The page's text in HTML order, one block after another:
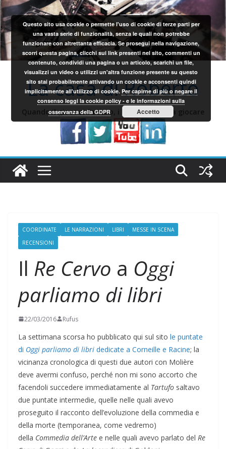
Salta
al
contenuto
La casa di Roberto
Quando il gioco si fa duro, i sardi iniziano a giocare
COORDINATE LE NARRAZIONI LIBRI
MESSE IN SCENA
RECENSIONI
Il Re Cervo a Oggi
parliamo di libri
22/03/2016 Rufus
La settimana scorsa ho pubblicato qui sul sito le puntate
di Oggi parliamo di libri dedicate a Corneille e Racine; la
vicinanza cronologica di questi due autori con Molière
deve avermi confuso, perché non mi sono accorto che
facendoli succedere immediatamente al Tartufo saltavo
due puntate intermedie, quelle nelle quali avevo
proseguito il racconto dell’evoluzione della commedia e
della morte (temporanea, come vedremo)
della Commedia dell’Arte e nelle quali avevo parlato del Re
Questo sito usa cookie o permette l'uso di cookie di terze parti per
una vasta serie di funzionalità, senza le quali non potrebbe
funzionare con altrettanta efficacia. Se prosegui nella navigazione,
scorri questa pagina, clicchi sui link presenti nel sito, commenti un
contenuto, condividi una pagina o un articolo, scarichi un file,
visualizzi un video o utilizzi un'altra funzione presente su questo
sito stai probabilmente attivando un cookie e acconsenti quindi
implicitamente all'utilizzo di cookie.Per capirne di più o negare il
consenso leggi la cookie policy - e le informazioni sulla
osservanza della GDPR
Accetto